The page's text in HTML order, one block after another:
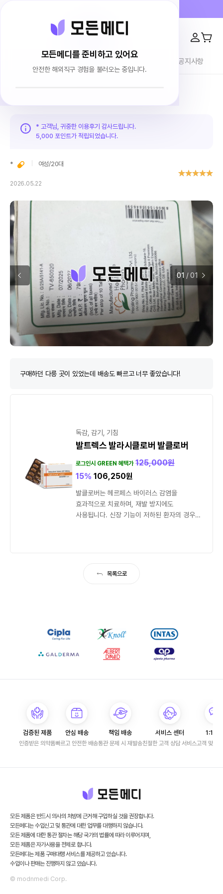
모든메디를 준비하고 있어요
안전한 해외직구 경험을 불러오는 중입니다.
이용후기 브랜드소개 공지사항
* 고객님, 귀중한 이용후기 감사드립니다.
5,000 포인트가 적립되었습니다.
* 여성/20대
2026.05.22
01 /01
구매하던 다릉 곳이 있었는데 배송도 빠르고 너무 좋았습니다!
독감, 감기, 기침
발트렉스 발라시클로버 발클로버
로그인시 GREEN 혜택가 125,000원
15% 106,250원
발클로버는 헤르페스 바이러스 감염을
효과적으로 치료하며, 재발 방지에도
사용됩니다. 신장 기능이 저하된 환자의 경우
목록으로
검증된 제품
인증받은 의약품
안심 배송
빠르고 안전한 배송
책임 배송
통관 문제 시 재발송
서비스 센터
친절한 고객 상담 서비스
1:1 문
고객 맞춤
모든 제품은 반드시 의사의 처방에 근거해 구입하실 것을 권장합니다.
모든메디는 수입신고 및 통관에 대한 업무를 대행하지 않습니다.
모든 제품에 대한 통관 절차는 해당 국가의 법률에 따라 이루어지며,
모든 제품은 자가사용을 전제로 합니다.
모든메디는 제품 구매대행 서비스를 제공하고 있습니다.
수입이나 판매는 진행하지 않고 있습니다.
© modnmedi Corp.